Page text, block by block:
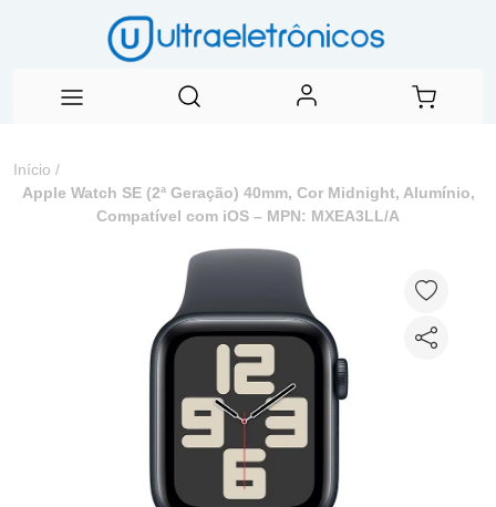
Início /
Apple Watch SE (2ª Geração) 40mm, Cor Midnight, Alumínio,
Compatível com iOS – MPN: MXEA3LL/A